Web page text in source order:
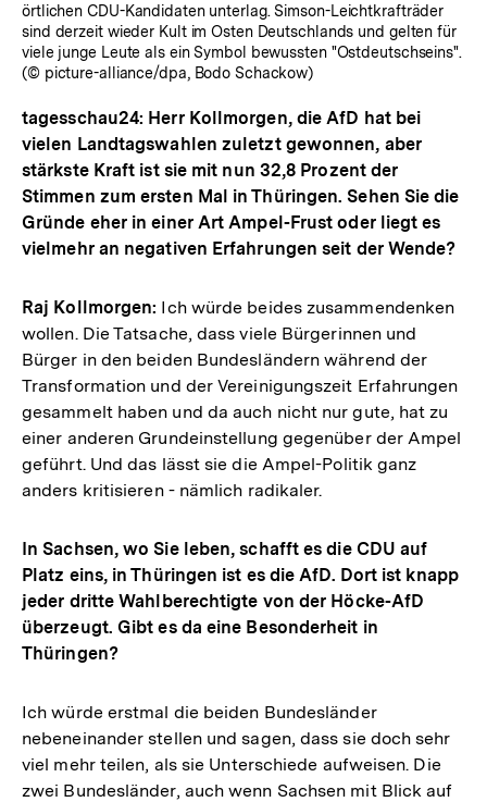
örtlichen CDU-Kandidaten unterlag. Simson-Leichtkrafträder
sind derzeit wieder Kult im Osten Deutschlands und gelten für
viele junge Leute als ein Symbol bewussten "Ostdeutschseins".
(© picture-alliance/dpa, Bodo Schackow)
tagesschau24: Herr Kollmorgen, die AfD hat bei
vielen Landtagswahlen zuletzt gewonnen, aber
stärkste Kraft ist sie mit nun 32,8 Prozent der
Stimmen zum ersten Mal in Thüringen. Sehen Sie die
Gründe eher in einer Art Ampel-Frust oder liegt es
vielmehr an negativen Erfahrungen seit der Wende?
Raj Kollmorgen: Ich würde beides zusammendenken
wollen. Die Tatsache, dass viele Bürgerinnen und
Bürger in den beiden Bundesländern während der
Transformation und der Vereinigungszeit Erfahrungen
gesammelt haben und da auch nicht nur gute, hat zu
einer anderen Grundeinstellung gegenüber der Ampel
geführt. Und das lässt sie die Ampel-Politik ganz
anders kritisieren - nämlich radikaler.
In Sachsen, wo Sie leben, schafft es die CDU auf
Platz eins, in Thüringen ist es die AfD. Dort ist knapp
jeder dritte Wahlberechtigte von der Höcke-AfD
überzeugt. Gibt es da eine Besonderheit in
Thüringen?
Ich würde erstmal die beiden Bundesländer
nebeneinander stellen und sagen, dass sie doch sehr
viel mehr teilen, als sie Unterschiede aufweisen. Die
zwei Bundesländer, auch wenn Sachsen mit Blick auf